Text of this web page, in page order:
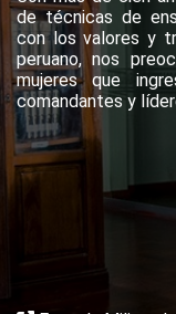
de técnicas de
con los valores y
peruano, nos
mujeres que
comandantes y